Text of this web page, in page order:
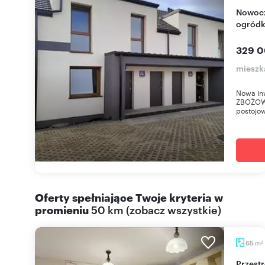
Nowoczesne 3-pokojowe mieszkanie z
329
Nowa
Oferty spełniające Twoje kryteria w
promieniu50 km (zobacz wszystkie)
65 m2